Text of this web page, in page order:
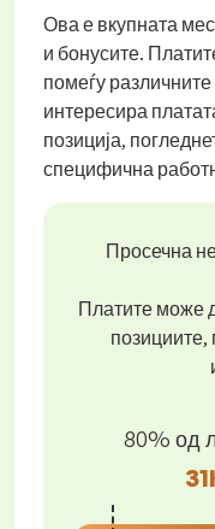
Ова е вкупната
и бонусите.
помеѓу
интересира
позиција,
специфична
Просечна
Платите може
позициите,
80% од